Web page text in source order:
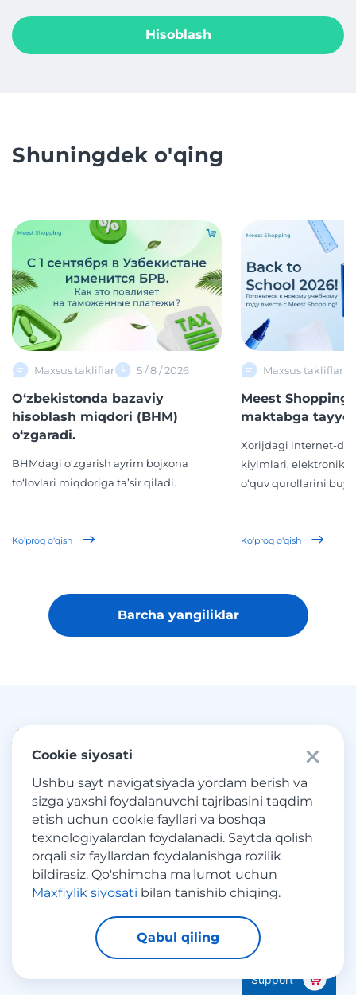
Hisoblash
Shuningdek o'qing
Maxsus takliflar 5 / 8 / 2026
O‘zbekistonda bazaviy
hisoblash miqdori (BHM)
o‘zgaradi.
BHMdagi o‘zgarish ayrim bojxona
to‘lovlari miqdoriga ta’sir qiladi.
Ko'proq o'qish
Maxsus takliflar
Meest Shopping
maktabga
Xorijdagi internet-
kiyimlari, elektronika,
o‘quv qurollarini
Ko'proq o'qish
Barcha yangiliklar
Avval yangiliklarni oling
Chegirmalar, sotuvlar, aktsiyalar, tendentsiyalar va
xorijiy onlayn xaridlar yangiliklari haqida bilib oling.
E-mail
Obuna boʻling
Cookie siyosati
Ushbu sayt navigatsiyada yordam berish va
sizga yaxshi foydalanuvchi tajribasini taqdim
etish uchun cookie fayllari va boshqa
texnologiyalardan foydalanadi. Saytda qolish
orqali siz fayllardan foydalanishga rozilik
bildirasiz. Qo'shimcha ma'lumot uchun
Maxfiylik siyosati bilan tanishib chiqing.
Qabul qiling
Support